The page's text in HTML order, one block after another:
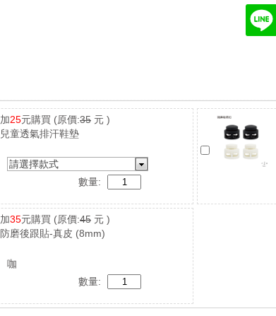
加25元購買 (原價:35 元 )
兒童透氣排汗鞋墊
請選擇款式
數量:
加35元購買 (原價:45 元 )
防磨後跟貼-真皮 (8mm)
咖
數量: